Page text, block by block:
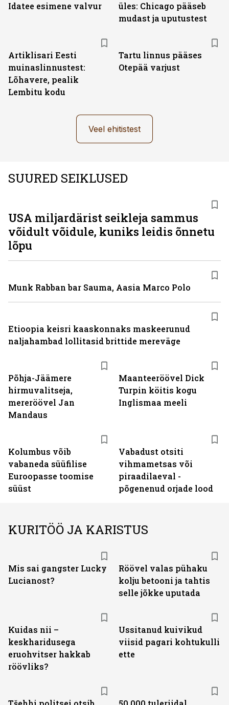
Idatee esimene valvur
üles: Chicago pääseb
mudast ja uputustest
Artiklisari Eesti
muinaslinnustest:
Lõhavere, pealik
Lembitu kodu
Tartu linnus pääses
Otepää varjust
Veel ehitistest
SUURED SEIKLUSED
Põhja-Jäämere
hirmuvalitseja,
mereröövel Jan
Mandaus
Maanteeröövel Dick
Turpin köitis kogu
Inglismaa meeli
Kolumbus võib
vabaneda süüfilise
Euroopasse toomise
süüst
Vabadust otsiti
vihmametsas või
piraadilaeval -
põgenenud orjade lood
USA miljardärist seikleja sammus
võidult võidule, kuniks leidis õnnetu
lõpu
Munk Rabban bar Sauma, Aasia Marco Polo
Etioopia keisri kaaskonnaks maskeerunud
naljahambad lollitasid brittide mereväge
KURITÖÖ JA KARISTUS
Mis sai gangster Lucky
Lucianost?
Röövel valas pühaku
kolju betooni ja tahtis
selle jõkke uputada
Kuidas nii –
keskharidusega
eruohvitser hakkab
röövliks?
Ussitanud kuivikud
viisid pagari kohtukulli
ette